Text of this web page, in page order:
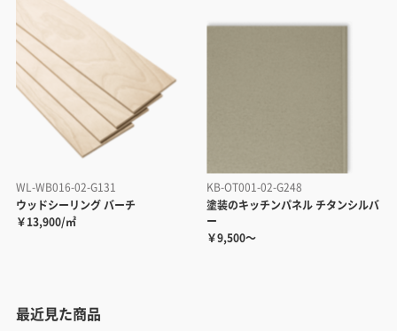
WL-WB016-02-G131
ウッドシーリング バーチ
￥13,900/㎡
KB-OT001-02-G248
塗装のキッチンパネル チタンシルバ
ー
￥9,500～
最近見た商品